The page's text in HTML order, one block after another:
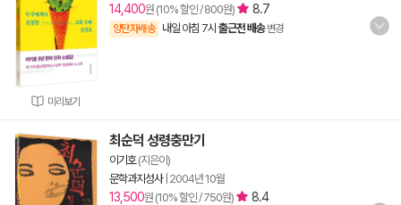
미리보기
14,400원 (10% 할인 / 800원) 8.7
양탄자배송 내일 아침 7시 출근전 배송 변경
최순덕 성령충만기
이기호(지은이)
문학과지성사| 2004년 10월
13,500원 (10% 할인 / 750원) 8.4